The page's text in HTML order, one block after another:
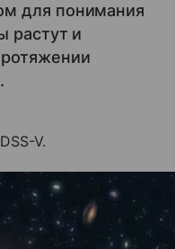
для понимания
растут и
V.